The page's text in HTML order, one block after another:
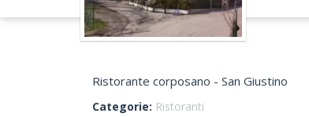
Ristorante corposano - San Giustino
Categorie: Ristoranti